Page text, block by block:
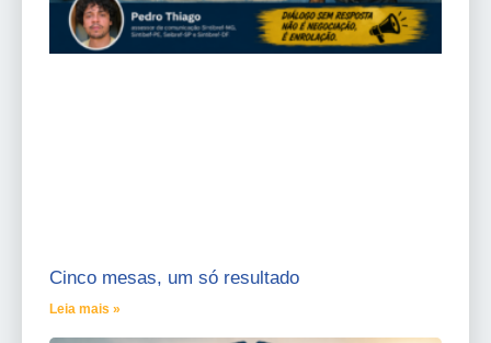
Cinco mesas, um só resultado
Leia mais »